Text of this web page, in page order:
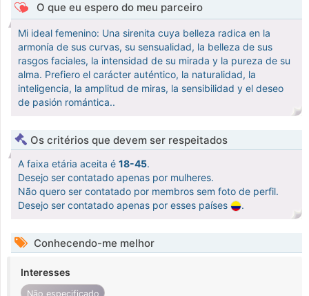
O que eu espero do meu parceiro
Mi ideal femenino: Una sirenita cuya belleza radica en la
armonía de sus curvas, su sensualidad, la belleza de sus
rasgos faciales, la intensidad de su mirada y la pureza de su
alma. Prefiero el carácter auténtico, la naturalidad, la
inteligencia, la amplitud de miras, la sensibilidad y el deseo
de pasión romántica..
Os critérios que devem ser respeitados
A faixa etária aceita é 18-45.
Desejo ser contatado apenas por mulheres.
Não quero ser contatado por membros sem foto de perfil.
Desejo ser contatado apenas por esses países
.
Conhecendo-me melhor
Interesses
Não especificado